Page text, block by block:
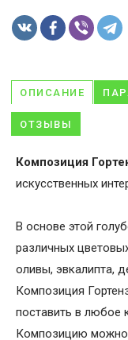
ОПИСАНИЕ
ОТЗЫВЫ
Композиция
искусственных
В основе этой
различных
оливы, эвкалипта,
Композиция
поставить в любое
Композицию можно